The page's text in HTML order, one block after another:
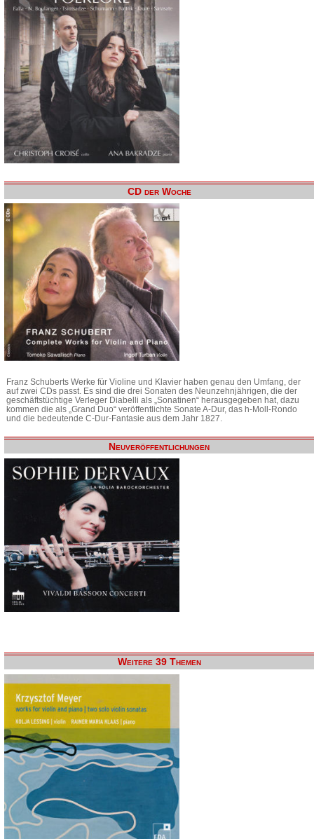
CD der Woche
Franz Schuberts Werke für Violine und Klavier haben genau den Umfang, der
auf zwei CDs passt. Es sind die drei Sonaten des Neunzehnjährigen, die der
geschäftstüchtige Verleger Diabelli als „Sonatinen“ herausgegeben hat, dazu
kommen die als „Grand Duo“ veröffentlichte Sonate A-Dur, das h-Moll-Rondo
und die bedeutende C-Dur-Fantasie aus dem Jahr 1827.
Neuveröffentlichungen
Weitere 39 Themen